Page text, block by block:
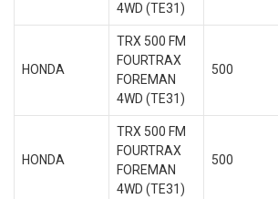
4WD (TE31)
HONDA
TRX 500 FM
FOURTRAX
FOREMAN
4WD (TE31)
500
HONDA
TRX 500 FM
FOURTRAX
FOREMAN
4WD (TE31)
500